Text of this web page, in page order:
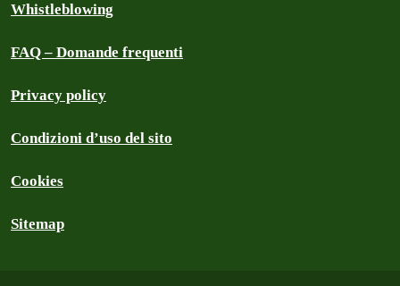
Whistleblowing
FAQ – Domande frequenti
Privacy policy
Condizioni d’uso del sito
Cookies
Sitemap